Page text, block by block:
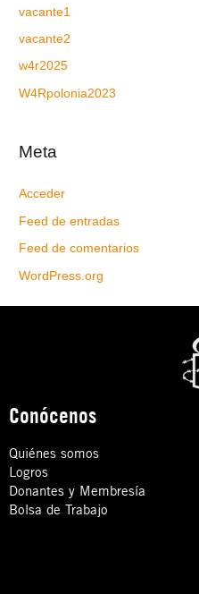
vacante1
vacante2
w4r2025
W4Rpolonia2023
Meta
Acceder
Feed de entradas
Feed de comentarios
WordPress.org
Conócenos
Quiénes somos
Logros
Donantes y Membresía
Bolsa de Trabajo